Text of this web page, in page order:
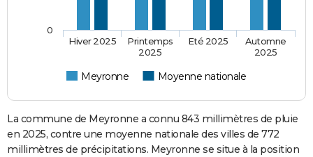
Meyronne Moyenne nationale
Hiver 2025
Printemps
2025
Eté 2025
Automne
2025
0
La commune de Meyronne a connu 843 millimètres de pluie
en 2025, contre une moyenne nationale des villes de 772
millimètres de précipitations. Meyronne se situe à la position